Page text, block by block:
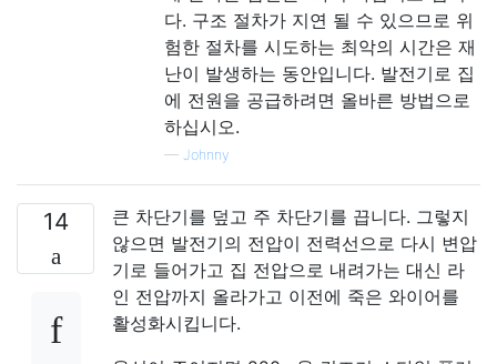
다. 구조 절차가 지연 될 수 있으므로 위
험한 절차를 시도하는 최악의 시간은 재
난이 발생하는 동안입니다. 발전기로 집
에 전원을 공급하려면 올바른 방법으로
하십시오.
— Johnny
14
큰 차단기를 덮고 주 차단기를 끕니다. 그렇지
않으면 발전기의 전압이 전력선으로 다시 변압
기로 들어가고 집 전압으로 내려가는 대신 라
인 전압까지 올라가고 이전에 죽은 와이어를
활성화시킵니다.